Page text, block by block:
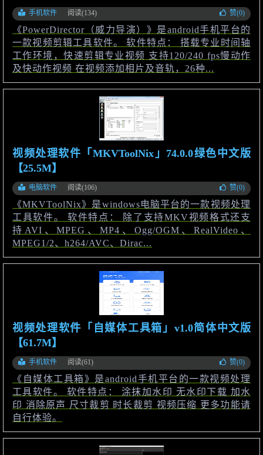
手机软件 阅读(134) 赞(0)
《PowerDirector（威力导演）》是android手机平台的
一款视频剪辑工具软件。 软件特点： 搭载专业时间轴
工作环境，快速剪辑专业视频 支持120/240 fps慢动作
及快动作视频 在视频添加相片及音轨，26种...
视频处理软件「MKVToolNix」74.0.0绿色中文版
【25.5M】
电脑软件 阅读(106) 赞(0)
《MKVToolNix》是windows电脑平台的一款视频处理
工具软件。 软件特点： 除了支持MKV视频格式还支
持AVI、MPEG、MP4、Ogg/OGM、RealVideo、
MPEG1/2、h264/AVC、Dirac...
视频处理软件「自媒体工具箱」v1.0简体中文版
【61.7M】
手机软件 阅读(61) 赞(0)
《自媒体工具箱》是android手机平台的一款视频处理
工具软件。 软件特点： 涂抹加水印 无水印下载 加水
印 消除原声 尺寸裁剪 时长裁剪 视频压缩 更多功能请
自行体验。